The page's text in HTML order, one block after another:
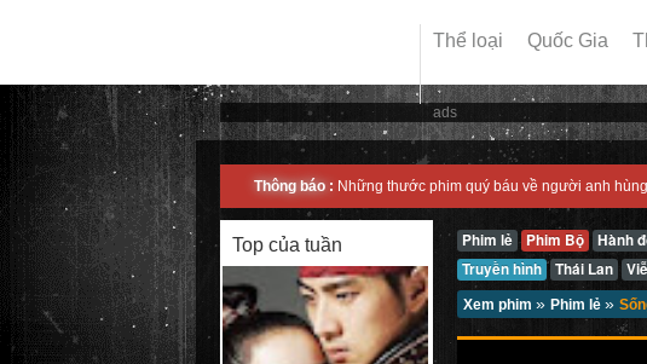
Thể loại Quốc Gia
ads
Thông báo : Những thước phim quý báu về người anh
Top của tuần Phim lẻ Phim Bộ Hành
Truyền hình
Thái Lan
Xem phim » Phim lẻ »